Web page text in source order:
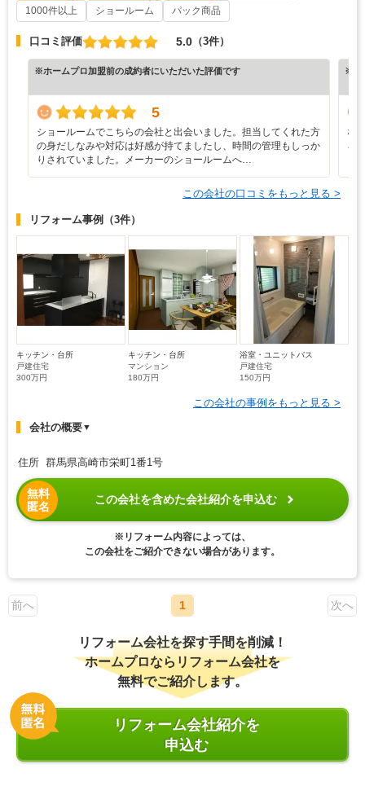
1000件以上
ショールーム パック商品
口コミ評価 5.0 （3件）
※ホームプロ加盟前の成約者にいただいた評価です
5
ショールームでこちらの会社と出会いました。担当してくれた方
の身だしなみや対応は好感が持てましたし、時間の管理もしっか
りされていました。メーカーのショールームへ…
※ホ
な
ろ
この会社の口コミをもっと見る >
リフォーム事例 （3件）
キッチン・台所
戸建住宅
300万円
キッチン・台所
マンション
180万円
浴室・ユニットバス
戸建住宅
150万円
この会社の事例をもっと見る >
会社の概要▼
住所 群馬県高崎市栄町1番1号
無料
匿名
この会社を含めた会社紹介を申込む
※リフォーム内容によっては、
この会社をご紹介できない場合があります。
前へ 1 次へ
リフォーム会社を探す手間を削減！
ホームプロならリフォーム会社を
無料でご紹介します。
リフォーム会社紹介を
申込む